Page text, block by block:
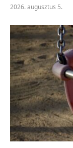
2026. augusztus 5.